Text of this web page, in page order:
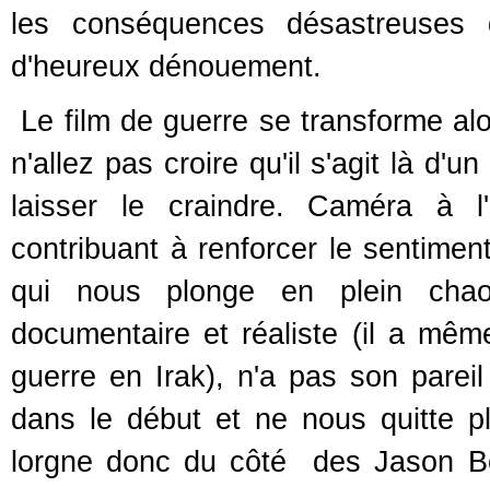
les conséquences
d'heureux dénouement.
Le film de guerre se transforme
n'allez pas croire qu'il s'agit là
laisser le craindre. Caméra à
contribuant à renforcer le
qui nous plonge en plein
documentaire et réaliste (il a
guerre en Irak), n'a pas son
dans le début et ne nous quitte
lorgne donc du côté des Jason